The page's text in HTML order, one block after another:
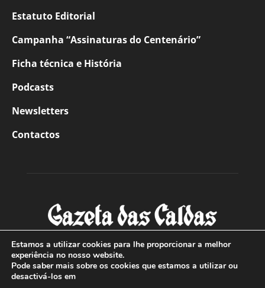
Estatuto Editorial
Campanha “Assinaturas do Centenário”
Ficha técnica e História
Podcasts
Newsletters
Contactos
SOBRE NÓS
Estamos a utilizar cookies para lhe proporcionar a melhor
experiência no nosso website.
Pode saber mais sobre os cookies que estamos a utilizar ou
desactivá-los em